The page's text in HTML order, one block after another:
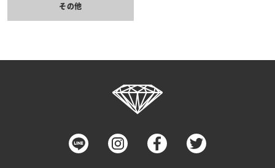
その他